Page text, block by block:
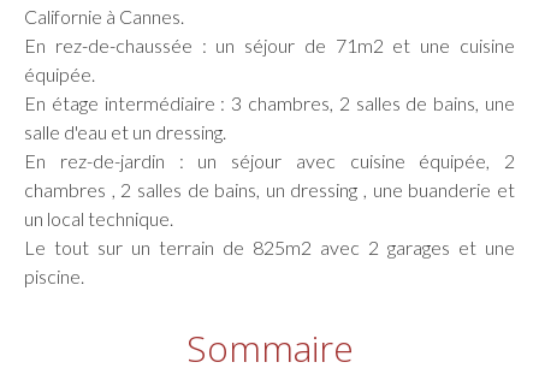
Californie à Cannes.
En rez-de-chaussée : un séjour de 71m2 et une cuisine
équipée.
En étage intermédiaire : 3 chambres, 2 salles de bains, une
salle d'eau et un dressing.
En rez-de-jardin : un séjour avec cuisine équipée, 2
chambres , 2 salles de bains, un dressing , une buanderie et
un local technique.
Le tout sur un terrain de 825m2 avec 2 garages et une
piscine.
Sommaire